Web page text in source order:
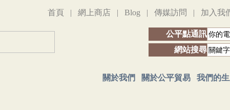
首頁 | 網上商店 | Blog | 傳媒訪問 | 加入我
公平點通訊
網站搜尋
關於我們 關於公平貿易 我們的